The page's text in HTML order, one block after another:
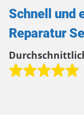
Schnell und
Reparatur